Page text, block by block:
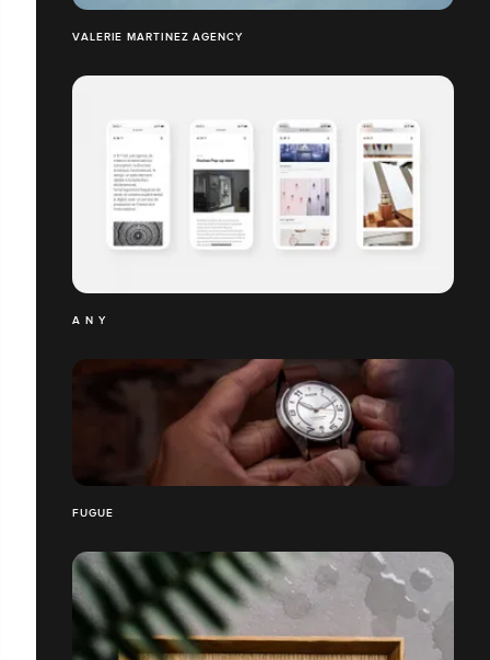
VALERIE MARTINEZ AGENCY
A N Y
FUGUE